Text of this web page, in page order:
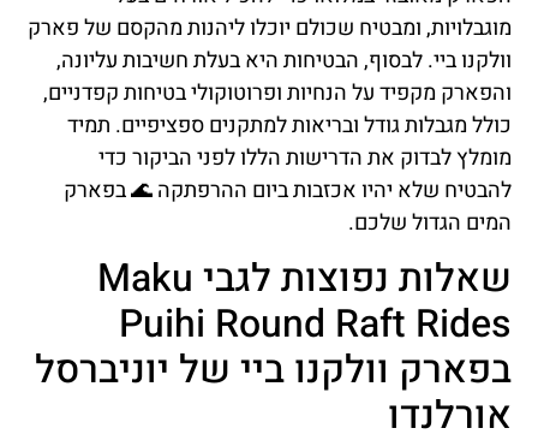
מוגבלויות, ומבטיח שכולם יוכלו ליהנות מהקסם של פארק
וולקנו ביי. לבסוף, הבטיחות היא בעלת חשיבות עליונה,
והפארק מקפיד על הנחיות ופרוטוקולי בטיחות קפדניים,
כולל מגבלות גודל ובריאות למתקנים ספציפיים. תמיד
מומלץ לבדוק את הדרישות הללו לפני הביקור כדי
להבטיח שלא יהיו אכזבות ביום ההרפתקה 🌊 בפארק
המים הגדול שלכם.
שאלות נפוצות לגבי Maku
Puihi Round Raft Rides
בפארק וולקנו ביי של יוניברסל
אורלנדו